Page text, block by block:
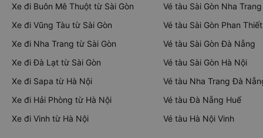
Xe đi Buôn Mê Thuột từ Sài Gòn
Xe đi Vũng Tàu từ Sài Gòn
Xe đi Nha Trang từ Sài Gòn
Xe đi Đà Lạt từ Sài Gòn
Xe đi Sapa từ Hà Nội
Xe đi Hải Phòng từ Hà Nội
Xe đi Vinh từ Hà Nội
Vé tàu Sài Gòn Nha Trang
Vé tàu Sài Gòn Phan Thiết
Vé tàu Sài Gòn Đà Nẵng
Vé tàu Sài Gòn Hà Nội
Vé tàu Nha Trang Đà
Vé tàu Đà Nẵng Huế
Vé tàu Hà Nội Vinh